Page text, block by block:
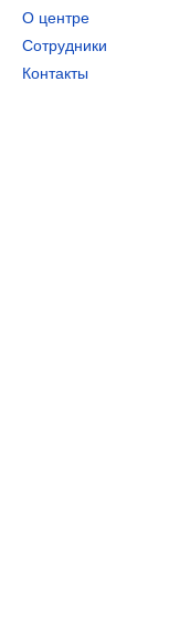
О центре
Сотрудники
Контакты